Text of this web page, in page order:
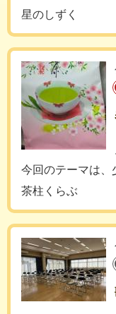
星のしずく
今回のテーマは、
茶柱くらぶ